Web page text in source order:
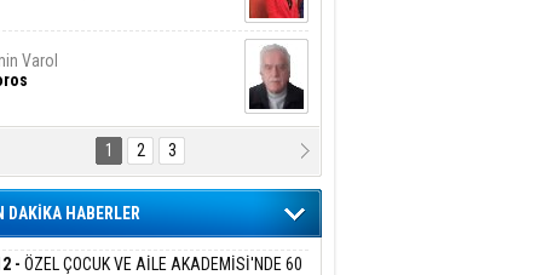
Varol
DNA Kuşaklararası
Biyolojik Faturası
Adıyaman
Bu Sahaya Sığmazam
1 2 3
DAKİKA HABERLER
- ÖZEL ÇOCUK VE AİLE AKADEMİSİ'NDE 60